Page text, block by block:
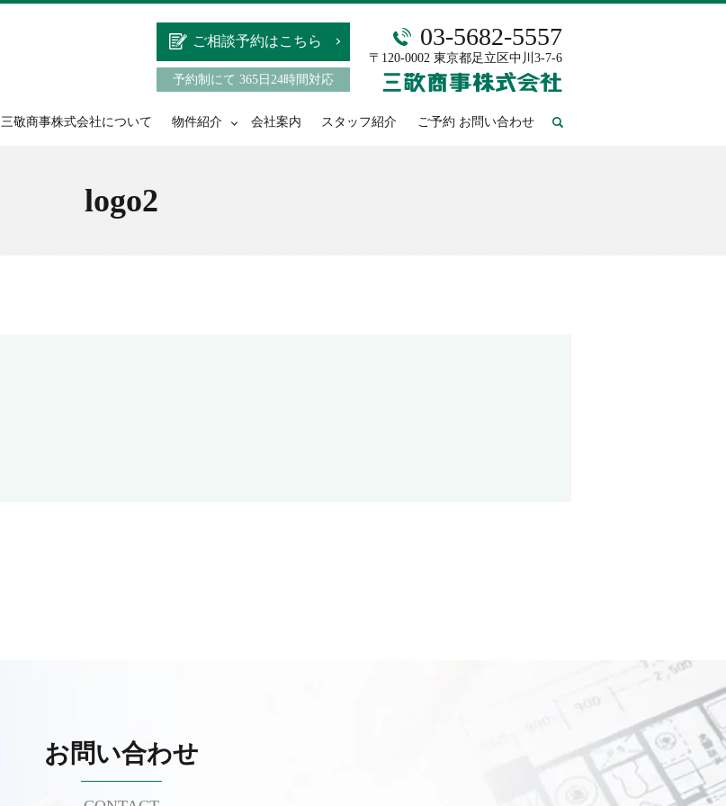
三敬商事株式会社について 物件紹介 会社案内 スタッフ紹介 ご予約 お問い合わせ search
ご相談予約はこちら
予約制にて 365日24時間対応
03-5682-5557
〒120-0002 東京都足立区中川3-7-6
logo2
お問い合わせ